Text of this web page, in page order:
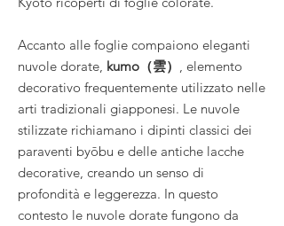
Accanto alle foglie compaiono eleganti
nuvole dorate, kumo（雲） , elemento
decorativo frequentemente utilizzato nelle
arti tradizionali giapponesi. Le nuvole
stilizzate richiamano i dipinti classici dei
paraventi byōbu e delle antiche lacche
decorative, creando un senso di
profondità e leggerezza. In questo
contesto le nuvole dorate fungono da